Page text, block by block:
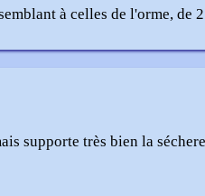
à celles de l'orme, de
supporte très bien la